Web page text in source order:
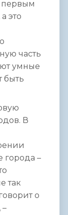
первым
это
часть
умные
быть
В
города –
так
о